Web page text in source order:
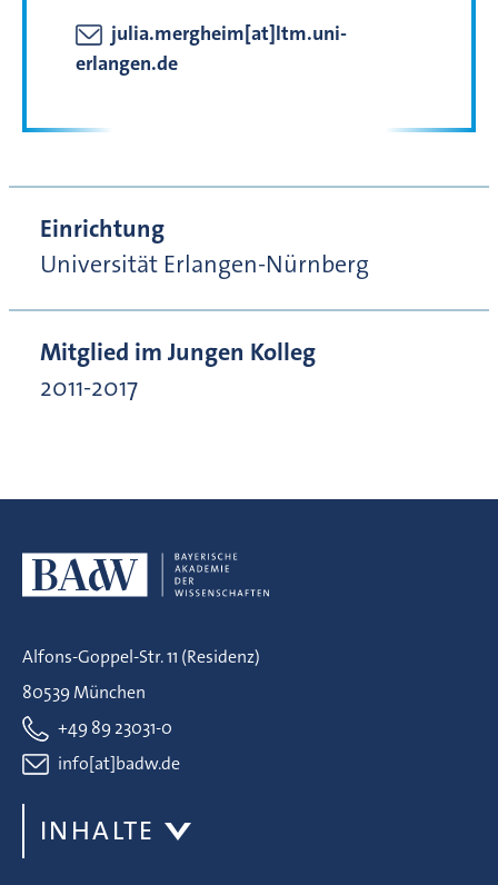
julia.mergheim[at]ltm.uni-
erlangen.de
Einrichtung
Universität Erlangen-Nürnberg
Mitglied im Jungen Kolleg
2011-2017
Alfons-Goppel-Str. 11 (Residenz)
80539 München
+49 89 23031-0
info[at]badw.de
INHALTE